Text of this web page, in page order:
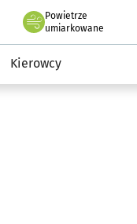
Powietrze
we Wrocławiu
umiarkowane
Kierowcy